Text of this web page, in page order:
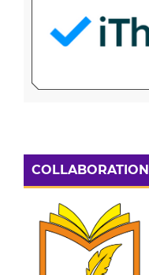
COLLABORATION